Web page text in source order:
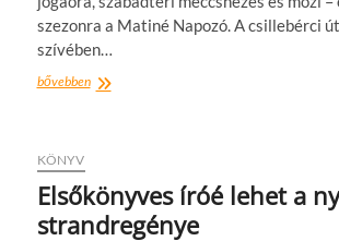
szezonra a Matiné Napozó. A csillebérci
szívében…
bővebbenStrand
Matiné
Napozó
nyitóhétvége
KÖNYV
Elsőkönyves íróé lehet a
strandregénye